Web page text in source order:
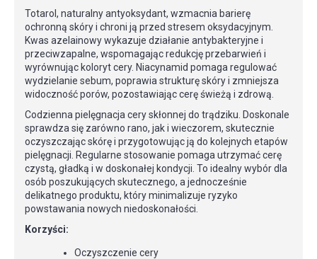
Totarol, naturalny antyoksydant, wzmacnia barierę
ochronną skóry i chroni ją przed stresem oksydacyjnym.
Kwas azelainowy wykazuje działanie antybakteryjne i
przeciwzapalne, wspomagając redukcję przebarwień i
wyrównując koloryt cery. Niacynamid pomaga regulować
wydzielanie sebum, poprawia strukturę skóry i zmniejsza
widoczność porów, pozostawiając cerę świeżą i zdrową.
Codzienna pielęgnacja cery skłonnej do trądziku. Doskonale
sprawdza się zarówno rano, jak i wieczorem, skutecznie
oczyszczając skórę i przygotowując ją do kolejnych etapów
pielęgnacji. Regularne stosowanie pomaga utrzymać cerę
czystą, gładką i w doskonałej kondycji. To idealny wybór dla
osób poszukujących skutecznego, a jednocześnie
delikatnego produktu, który minimalizuje ryzyko
powstawania nowych niedoskonałości.
Korzyści:
Oczyszczenie cery